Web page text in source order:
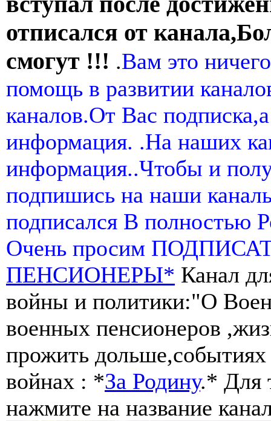
отписался от
смогут !!! .Вам это
помощь в развитии
каналов.От Вас
информация. .На наших
информация..Чтобы и
подпишись на наши
подписался В полностью
Очень просим
ПЕНСИОНЕРЫ* Канал
войны и политики:"О
военных пенсионеров
прожить
войнах : *За Родину.* Для
нажмите на название